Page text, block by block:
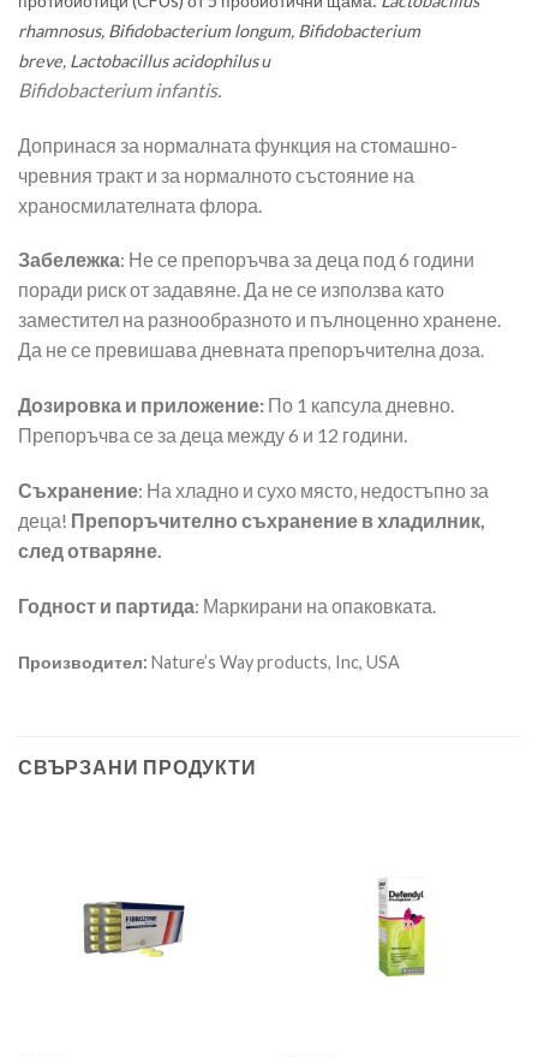
rhamnosus, Bifidobacterium longum, Bifidobacterium
breve, Lactobacillus acidophilusи
Bifidobacterium infantis.
Допринася за нормалната функция на стомашно-
чревния тракт и за нормалното състояние на
храносмилателната флора.
Забележка: Не се препоръчва за деца под 6 години
поради риск от задавяне. Да не се използва като
заместител на разнообразното и пълноценно хранене.
Да не се превишава дневната препоръчителна доза.
Дозировка и приложение: По 1 капсула дневно.
Препоръчва се за деца между 6 и 12 години.
Съхранение: На хладно и сухо място, недостъпно за
деца! Препоръчително съхранение в хладилник,
след отваряне.
Годност и партида: Маркирани на опаковката.
Производител: Nature’s Way products, Inc, USA
СВЪРЗАНИ ПРОДУКТИ